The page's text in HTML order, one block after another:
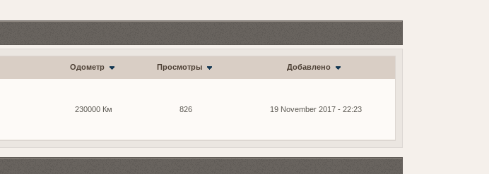
Одометр Просмотры Добавлено
230000 Км 826 19 November 2017 - 22:23